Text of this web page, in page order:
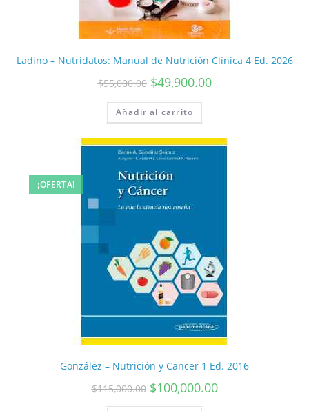
Ladino – Nutridatos: Manual de Nutrición Clínica 4 Ed. 2026
$55,000.00 $49,900.00
Añadir al carrito
¡OFERTA!
González – Nutrición y Cancer 1 Ed. 2016
$115,000.00 $100,000.00